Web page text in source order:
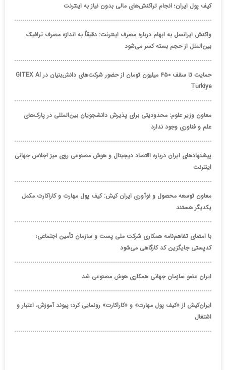
کیف پول ایران؛ انجام تراکنش‌های مالی بدون نیاز به اینترنت
واکنش ایرانسل به ابهام درباره مصرف اینترنت: دقیقاً به اندازه مصرف ترافیک
بین‌الملل از حجم بسته کسر می‌شود
حمایت تا سقف ۴۵۰ میلیون تومان از حضور شرکت‌های دانش‌بنیان در GITEX AI
Türkiye
معاون وزیر علوم: محدودیتی برای پذیرش دانشجویان بین‌المللی در پارک‌های
علم و فناوری وجود ندارد
پیشنهادهای ایران درباره اقتصاد دیجیتال و هوش مصنوعی روی میز اجلاس جهانی
اینترنت
معاون توسعه محصول و نوآوری ایران کیش: کیف پول مهارت و کاراکارت مکمل
یکدیگر هستند
با امضای تفاهم‌نامه همکاری شرکت ملی پست و سازمان تأمین اجتماعی؛
کدپستی جایگزین کد کارگاهی می‌شود
ایران عضو سازمان جهانی همکاری هوش مصنوعی شد
ایران‌کیش از «کیف پول مهارت» و «کاراکارت» رونمایی کرد؛ پیوند آموزش، اعتبار و
اشتغال